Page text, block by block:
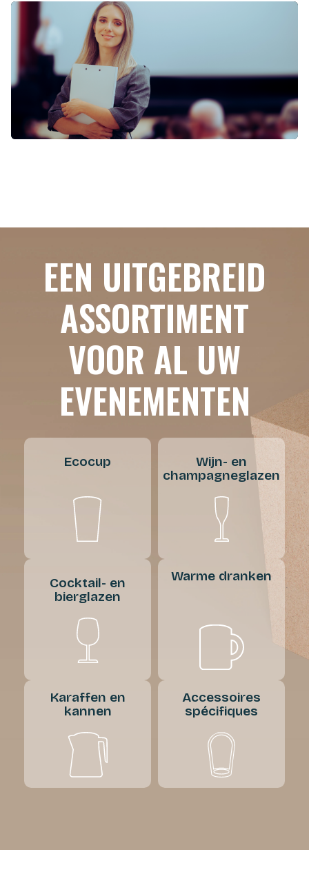
CAFÉS, HOTELS,
RESTAURANTS
EEN UITGEBREID
ASSORTIMENT
VOOR AL UW
EVENEMENTEN
Ecocup
Wijn- en
champagneglazen
Cocktail- en
bierglazen
Warme dranken
Karaffen en
kannen
Accessoires
spécifiques